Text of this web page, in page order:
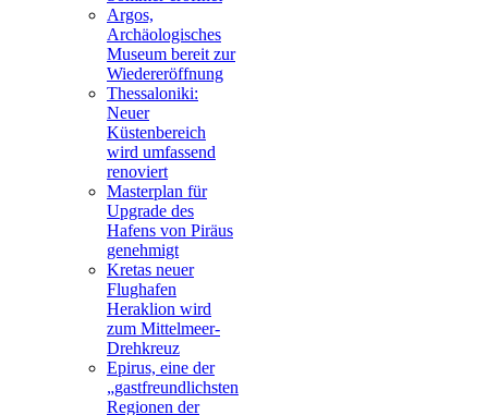
Argos,
Archäologisches
Museum bereit zur
Wiedereröffnung
Thessaloniki:
Neuer
Küstenbereich
wird umfassend
renoviert
Masterplan für
Upgrade des
Hafens von Piräus
genehmigt
Kretas neuer
Flughafen
Heraklion wird
zum Mittelmeer-
Drehkreuz
Epirus, eine der
„gastfreundlichsten
Regionen der